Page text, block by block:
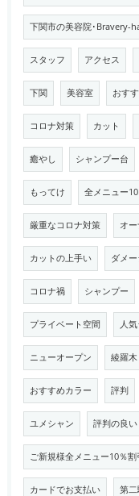
下関市の美容院･Bravery-
スタッフ アクセス
下関 美容室 おす
コロナ対策 カット
癒やし シャンプー台
もってけ 全メニュー
厳重なコロナ対策 オ
カットの上手い ダメ
コロナ禍 シャンプー
プライベート空間 人
ニューオープン 綾羅木
おすすめカラー 評判
ユメシャン 評判の良い
ご新規様全メニュー10％割
カードでお支払い 第